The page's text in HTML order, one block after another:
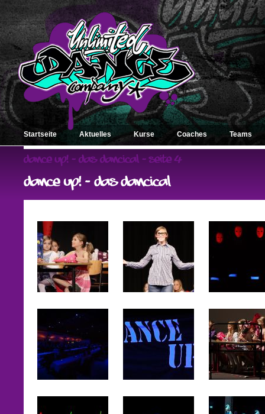
Startseite Aktuelles Kurse Coaches Teams